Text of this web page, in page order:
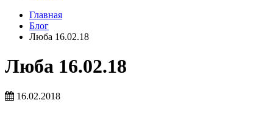
Главная
Блог
Люба 16.02.18
Люба 16.02.18
16.02.2018